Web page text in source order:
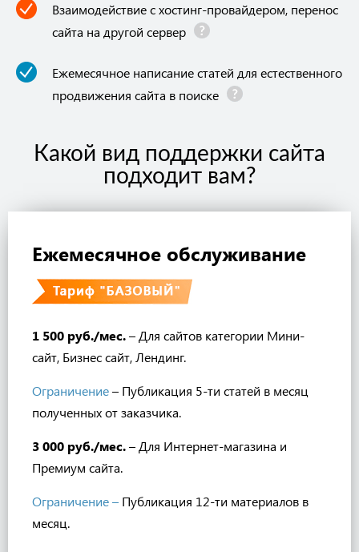
Взаимодействие с хостинг-провайдером, перенос
сайта на другой сервер
Ежемесячное написание статей для естественного
продвижения сайта в поиске
Какой вид поддержки сайта
подходит вам?
Ежемесячное обслуживание
1 500 руб./мес.– Для сайтов категории Мини-
сайт, Бизнес сайт, Лендинг.
Ограничение– Публикация 5-ти статей в месяц
полученных от заказчика.
3 000 руб./мес.– Для Интернет-магазина и
Премиум сайта.
Ограничение– Публикация 12-ти материалов в
месяц.